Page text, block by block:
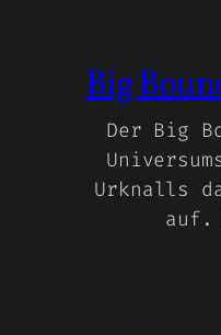
Big
Der Big
Urknalls
auf.